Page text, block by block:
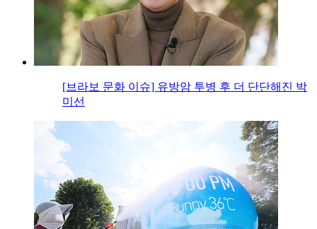
[브라보 문화 이슈] 유방암 투병 후 더 단단해진 박
미선